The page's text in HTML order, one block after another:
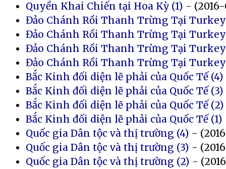
Quyền Khai Chiến tại Hoa Kỳ (1) -
Đảo Chánh Rồi Thanh Trừng Tại
Đảo Chánh Rồi Thanh Trừng Tại
Đảo Chánh Rồi Thanh Trừng Tại
Đảo Chánh Rồi Thanh Trừng Tại Turkey
Bắc Kinh đối diện lẽ phải của Quốc Tế (4)
Bắc Kinh đối diện lẽ phải của Quốc Tế (3)
Bắc Kinh đối diện lẽ phải của Quốc Tế (2)
Bắc Kinh đối diện lẽ phải của Quốc Tế (1)
Quốc gia Dân tộc và thị trường (4) -
Quốc gia Dân tộc và thị trường (3) -
Quốc gia Dân tộc và thị trường (2) -